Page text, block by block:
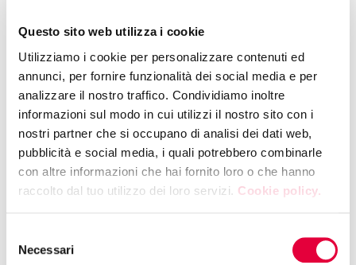
Questo sito web utilizza i cookie
Utilizziamo i cookie per personalizzare contenuti ed
annunci, per fornire funzionalità dei social media e per
analizzare il nostro traffico. Condividiamo inoltre
informazioni sul modo in cui utilizzi il nostro sito con i
nostri partner che si occupano di analisi dei dati web,
pubblicità e social media, i quali potrebbero combinarle
con altre informazioni che hai fornito loro o che hanno
raccolto dal tuo utilizzo dei loro servizi. Cookie policy.
delNecessari
(Associazione formaggi italiani DOP e IGP). L’evento
AFIDOP.
SCARICA IL COMUNICATO
TUTTOFOOD 2026, EDIZIONE RECORD